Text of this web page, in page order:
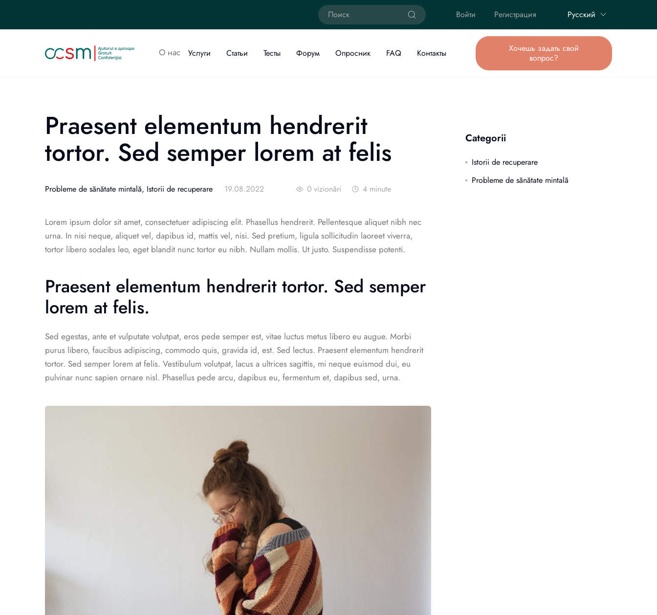
Войти Регистрация Русский
О нас Услуги Статьи Тесты Форум Опросник FAQ Контакты
Хочешь задать свой
вопрос?
Praesent elementum hendrerit
tortor. Sed semper lorem at felis
Probleme de sănătate mintală, Istorii de recuperare 19.08.2022 vizionări
0 4 minute
Lorem ipsum dolor sit amet, consectetuer adipiscing elit. Phasellus hendrerit. Pellentesque aliquet nibh nec
urna. In nisi neque, aliquet vel, dapibus id, mattis vel, nisi. Sed pretium, ligula sollicitudin laoreet viverra,
tortor libero sodales leo, eget blandit nunc tortor eu nibh. Nullam mollis. Ut justo. Suspendisse potenti.
Praesent elementum hendrerit tortor. Sed semper
lorem at felis.
Sed egestas, ante et vulputate volutpat, eros pede semper est, vitae luctus metus libero eu augue. Morbi
purus libero, faucibus adipiscing, commodo quis, gravida id, est. Sed lectus. Praesent elementum hendrerit
tortor. Sed semper lorem at felis. Vestibulum volutpat, lacus a ultrices sagittis, mi neque euismod dui, eu
pulvinar nunc sapien ornare nisl. Phasellus pede arcu, dapibus eu, fermentum et, dapibus sed, urna.
Categorii
Istorii de recuperare
Probleme de sănătate mintală